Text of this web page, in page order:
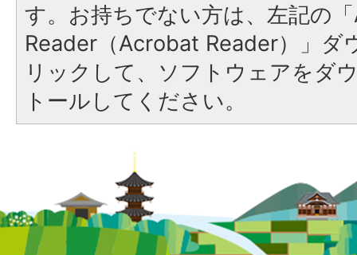
す。お持ちでない方は、左記の
Reader（Acrobat Reader）」ダ
リックして、ソフトウェアをダ
トールしてください。